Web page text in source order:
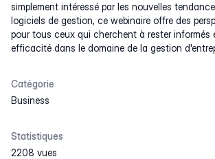
simplement intéressé par les nouvelles
logiciels de gestion, ce webinaire offre des
pour tous ceux qui cherchent à rester informés
efficacité dans le domaine de la gestion
Catégorie
Business
Statistiques
2208 vues